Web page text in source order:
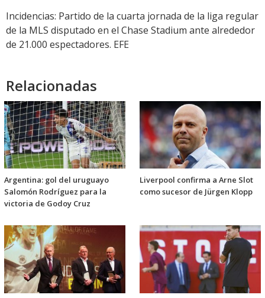
Incidencias: Partido de la cuarta jornada de la liga regular
de la MLS disputado en el Chase Stadium ante alrededor
de 21.000 espectadores. EFE
Relacionadas
Argentina: gol del uruguayo
Salomón Rodríguez para la
victoria de Godoy Cruz
Liverpool confirma a Arne Slot
como sucesor de Jürgen Klopp